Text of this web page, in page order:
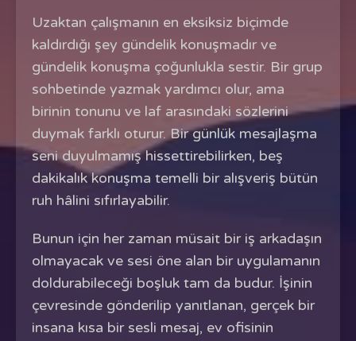
Uzaktan çalışmanın en eksiksiz biçimde
kaldırdığı şey gündelik konuşmadır ve
gündelik konuşma çoğunlukla sestir. Bir grup
sohbetinde yazmak yardımcı olur, ama
birinin tonunu ve laf arasındaki sözlerini
duymak farklı oturur. Bir günlük mesajlaşma
seni duyulmamış hissettirebilirken, beş
dakikalık konuşma temelli bir alışveriş bütün
ruh hâlini sıfırlayabilir.
Bunun için her zaman müsait bir iş arkadaşın
olmayacak ve sesi öne alan bir uygulamanın
doldurabileceği boşluk tam da budur. İşinin
çevresinde gönderilip yanıtlanan, gerçek bir
insana kısa bir sesli mesaj, ev ofisinin